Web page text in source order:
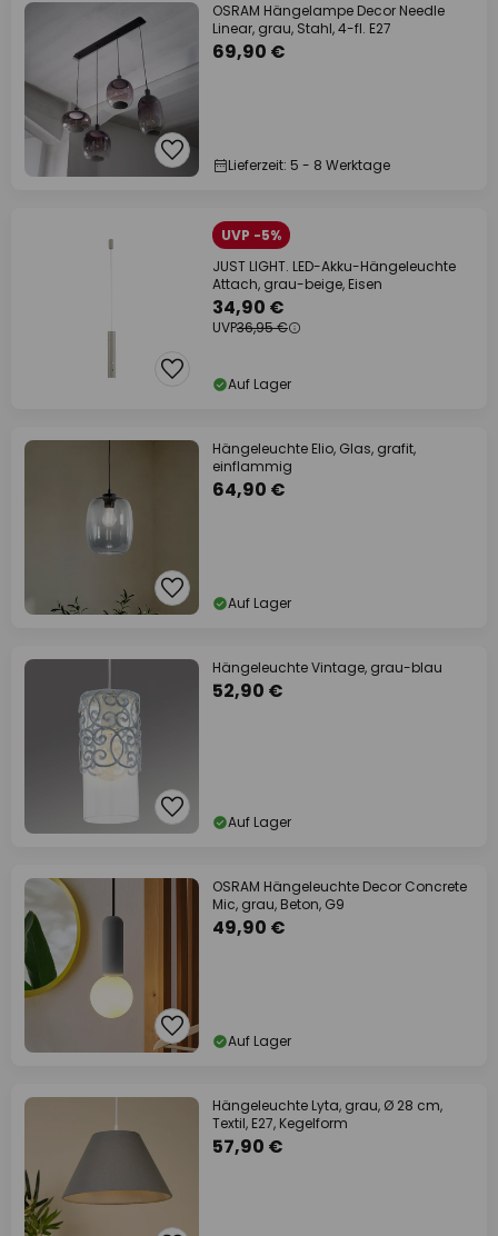
OSRAM Hängelampe Decor Needle
Linear, grau, Stahl, 4-fl. E27
69,90 €
Lieferzeit: 5 - 8 Werktage
UVP -5%
JUST LIGHT. LED-Akku-Hängeleuchte
Attach, grau-beige, Eisen
34,90 €
UVP36,95 €
Auf Lager
Hängeleuchte Elio, Glas, grafit,
einflammig
64,90 €
Auf Lager
Hängeleuchte Vintage, grau-blau
52,90 €
Auf Lager
OSRAM Hängeleuchte Decor Concrete
Mic, grau, Beton, G9
49,90 €
Auf Lager
Hängeleuchte Lyta, grau, Ø 28 cm,
Textil, E27, Kegelform
57,90 €